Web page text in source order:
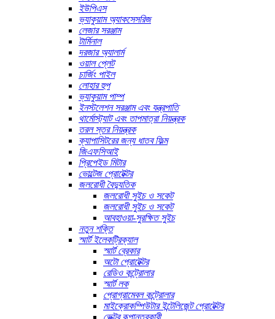
ইউপিএস
ভ্যাকুয়াম অ্যাকসেসরিজ
লেজার সরঞ্জাম
টার্মিনাল
দরজার অ্যালার্ম
ওয়াল প্লেট
চার্জিং পাইল
লোহার হুপ
ভ্যাকুয়াম পাম্প
ইনস্টলেশন সরঞ্জাম এবং যন্ত্রপাতি
থার্মোস্ট্যাট এবং তাপমাত্রা নিয়ন্ত্রক
তরল স্তর নিয়ন্ত্রক
ক্যাপাসিটরের জন্য ধাতব ফিল্ম
জিএফসিআই
প্রিপেইড মিটার
ভোল্টেজ প্রোটেক্টর
জলরোধী বৈদ্যুতিক
জলরোধী সুইচ ও সকেট
জলরোধী সুইচ ও সকেট
আবহাওয়া-সুরক্ষিত সুইচ
নতুন শক্তি
স্মার্ট ইলেকট্রিক্যাল
স্মার্ট ব্রেকার
অটো প্রোটেক্টর
রেডিও কন্ট্রোলার
স্মার্ট লক
প্রোগ্রামেবল কন্ট্রোলার
মাইক্রোকম্পিউটার ইন্টেলিজেন্ট প্রোটেক্টর
ভেক্টর রূপান্তরকারী